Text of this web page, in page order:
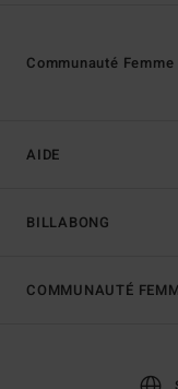
AIDE
BILLABONG
Communauté Femme
COMMUNAUTÉ